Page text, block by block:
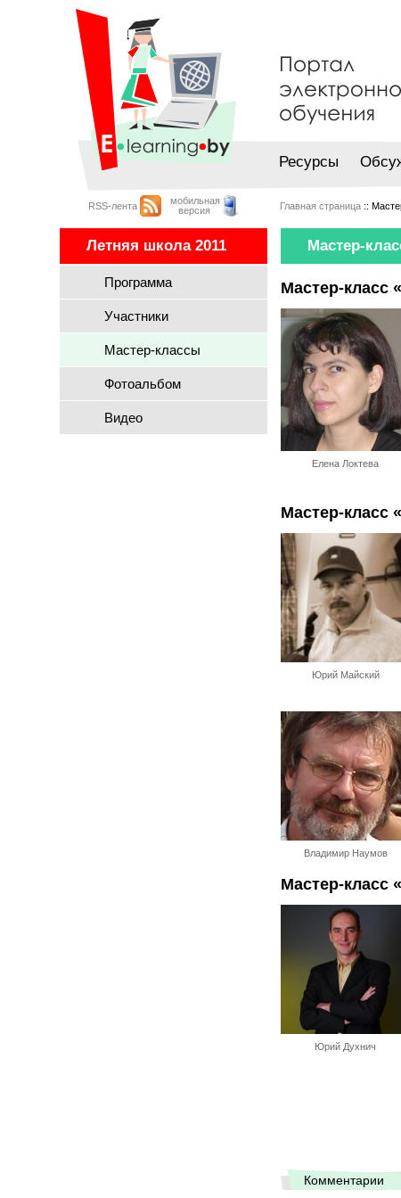
Ресурсы
RSS-лента
мобильная
версия
Главная страница ::
Летняя школа 2011
Программа
Участники
Мастер-классы
Фотоальбом
Видео
Мастер-
Мастер-класс
Елена Локтева
Мастер-класс
Юрий Майский
Владимир Наумов
Мастер-класс
Юрий Духнич
Комментарии